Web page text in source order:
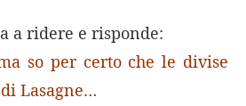
a ridere e risponde:
so per certo che le divise
Lasagne…